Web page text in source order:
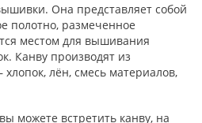
Она представляет собой
полотно, размеченное
местом для вышивания
Канву производят из
лён, смесь материалов,
можете встретить канву, на